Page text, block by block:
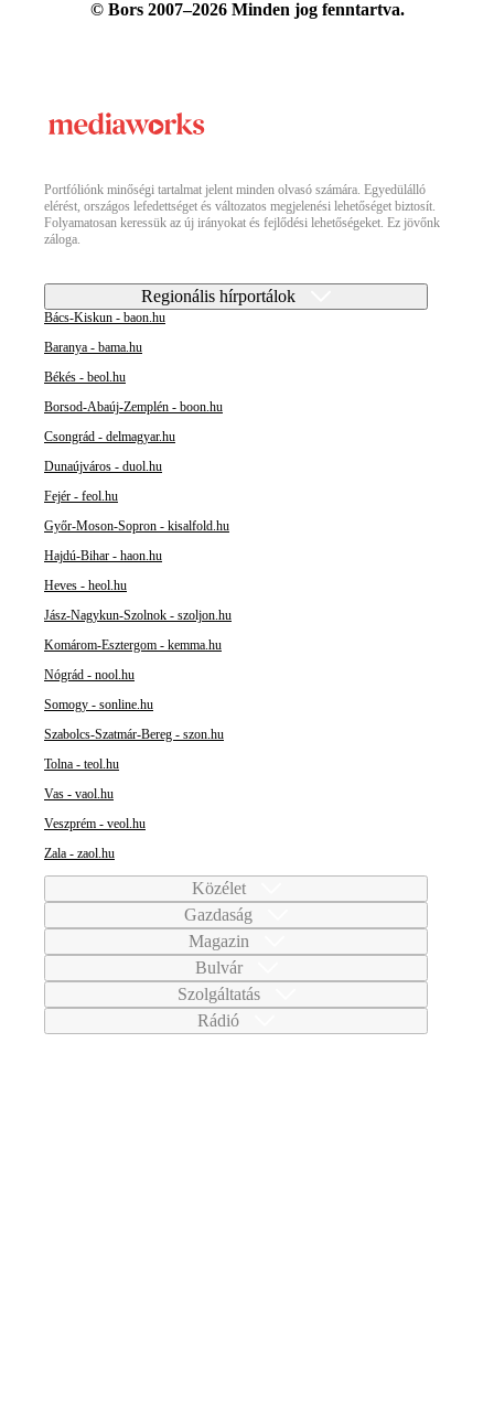
© Bors 2007–2026 Minden jog fenntartva.
Portfóliónk minőségi tartalmat jelent minden olvasó számára. Egyedülálló
elérést, országos lefedettséget és változatos megjelenési lehetőséget biztosít.
Folyamatosan keressük az új irányokat és fejlődési lehetőségeket. Ez jövőnk
záloga.
Regionális hírportálok
Bács-Kiskun - baon.hu
Baranya - bama.hu
Békés - beol.hu
Borsod-Abaúj-Zemplén - boon.hu
Csongrád - delmagyar.hu
Dunaújváros - duol.hu
Fejér - feol.hu
Győr-Moson-Sopron - kisalfold.hu
Hajdú-Bihar - haon.hu
Heves - heol.hu
Jász-Nagykun-Szolnok - szoljon.hu
Komárom-Esztergom - kemma.hu
Nógrád - nool.hu
Somogy - sonline.hu
Szabolcs-Szatmár-Bereg - szon.hu
Tolna - teol.hu
Vas - vaol.hu
Veszprém - veol.hu
Zala - zaol.hu
Közélet
Gazdaság
Magazin
Bulvár
Szolgáltatás
Rádió